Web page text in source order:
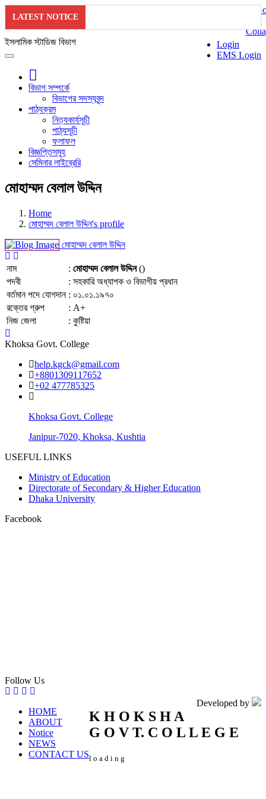
LATEST NOTICE
Login
EMS Login
ইসলামিক স্টাডিজ বিভাগ
বিভাগ সম্পর্কে
বিভাগের সদস্যবৃন্দ
পাঠ্যক্রম
নিত্যকার্যসূচী
পাঠ্যসূচী
ফলাফল
বিজ্ঞপ্তিসমূহ
সেমিনার লাইব্রেরি
মোহাম্মদ বেলাল উদ্দিন
Home
মোহাম্মদ বেলাল উদ্দিন's profile
মোহাম্মদ বেলাল উদ্দিন
নাম : মোহাম্মদ বেলাল উদ্দিন()
পদবী
: সহকারি অধ্যাপক ও বিভাগীয় প্রধান
বর্তমান পদে যোগদান : ০১.০১.১৯৭০
রক্তের গ্রুপ
: A+
নিজ জেলা
: কুষ্টিয়া
Khoksa Govt. College
help.kgck@gmail.com
+8801309117652
+02 477785325
Khoksa Govt. College
Janipur-7020, Khoksa, Kushtia
USEFUL LINKS
Ministry of Education
Directorate of Secondary & Higher Education
Dhaka University
Facebook
Follow Us
HOME
ABOUT
Notice
NEWS
CONTACT US
Developed by
K H O K S H A
G O V T. C O L L E G E
l o a d i n g